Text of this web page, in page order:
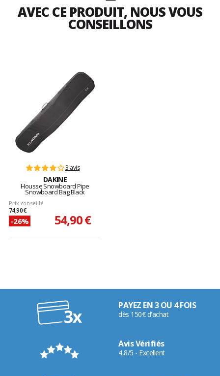
AVEC CE PRODUIT, NOUS VOUS
CONSEILLONS
3 avis
DAKINE
Housse Snowboard Pipe
Snowboard Bag Black
Prix conseillé
74,90 €
-26% 54,90 €
PAYEZ EN 3 OU 4 FOIS
dès 150€ d'achat
Avis Vérifiés
4,8/5 - Excellent